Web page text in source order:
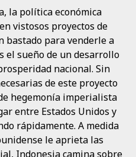
la política económica
vistosos proyectos de
para venderle a
el sueño de un desarrollo
nacional. Sin
de este proyecto
hegemonía imperialista
entre Estados Unidos y
rápidamente. A medida
le aprieta las
Indonesia camina sobre